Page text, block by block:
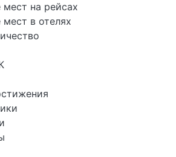
мест на рейсах
в отелях